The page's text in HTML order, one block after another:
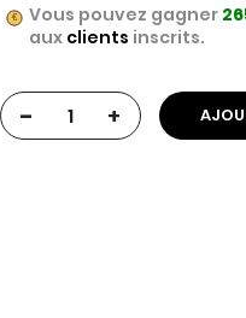
Vous pouvez gagner
aux clients inscrits.
- +